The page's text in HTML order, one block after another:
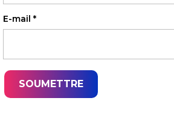
E-mail *